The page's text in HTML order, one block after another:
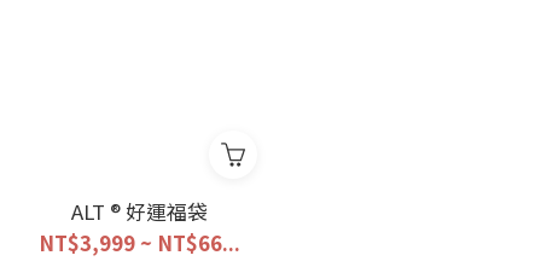
ALT ® 好運福袋
NT$3,999 ~ NT$66...